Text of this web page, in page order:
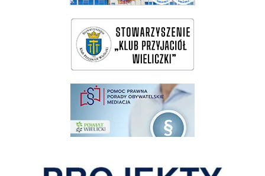
wieliczka-wieliczanie na bis
pomoc prawna wieliczka